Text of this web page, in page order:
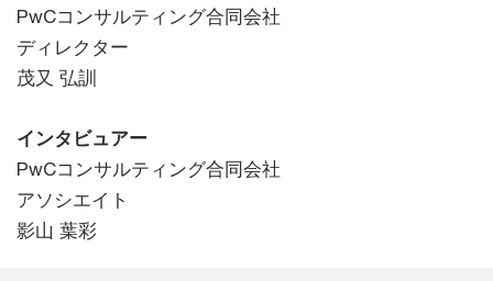
PwCコンサルティング合同会社
ディレクター
茂又 弘訓
インタビュアー
PwCコンサルティング合同会社
アソシエイト
影山 葉彩